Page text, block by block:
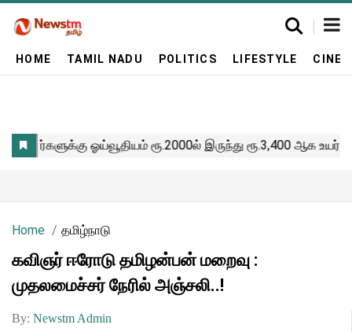
HOME TAMIL NADU POLITICS LIFESTYLE
Home தமிழ்நாடு
கவிஞர் ஈரோடு தமிழன்பன் மறைவு :
முதலமைச்சர் நேரில் அஞ்சலி..!
By: Newstm Admin